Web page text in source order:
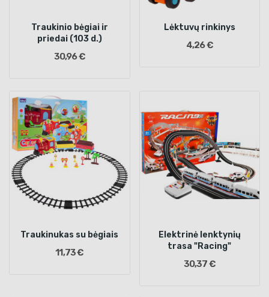
Traukinio bėgiai ir
priedai (103 d.)
30,96 €
Lėktuvų rinkinys
4,26 €
Traukinukas su bėgiais
11,73 €
Elektrinė lenktynių
trasa "Racing"
30,37 €